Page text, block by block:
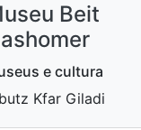
Beit
e cultura
Kfar Giladi